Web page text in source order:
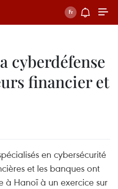
cyberdéfense
financier et
en cybersécurité
et les banques ont
à Hanoï à un exercice sur